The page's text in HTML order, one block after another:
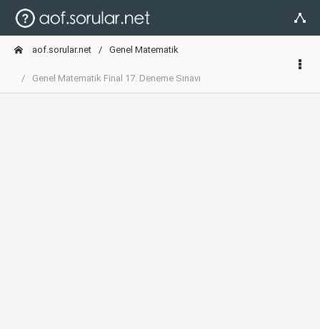
aof.sorular.net Genel Matematik
Genel Matematik Final 17. Deneme Sınavı